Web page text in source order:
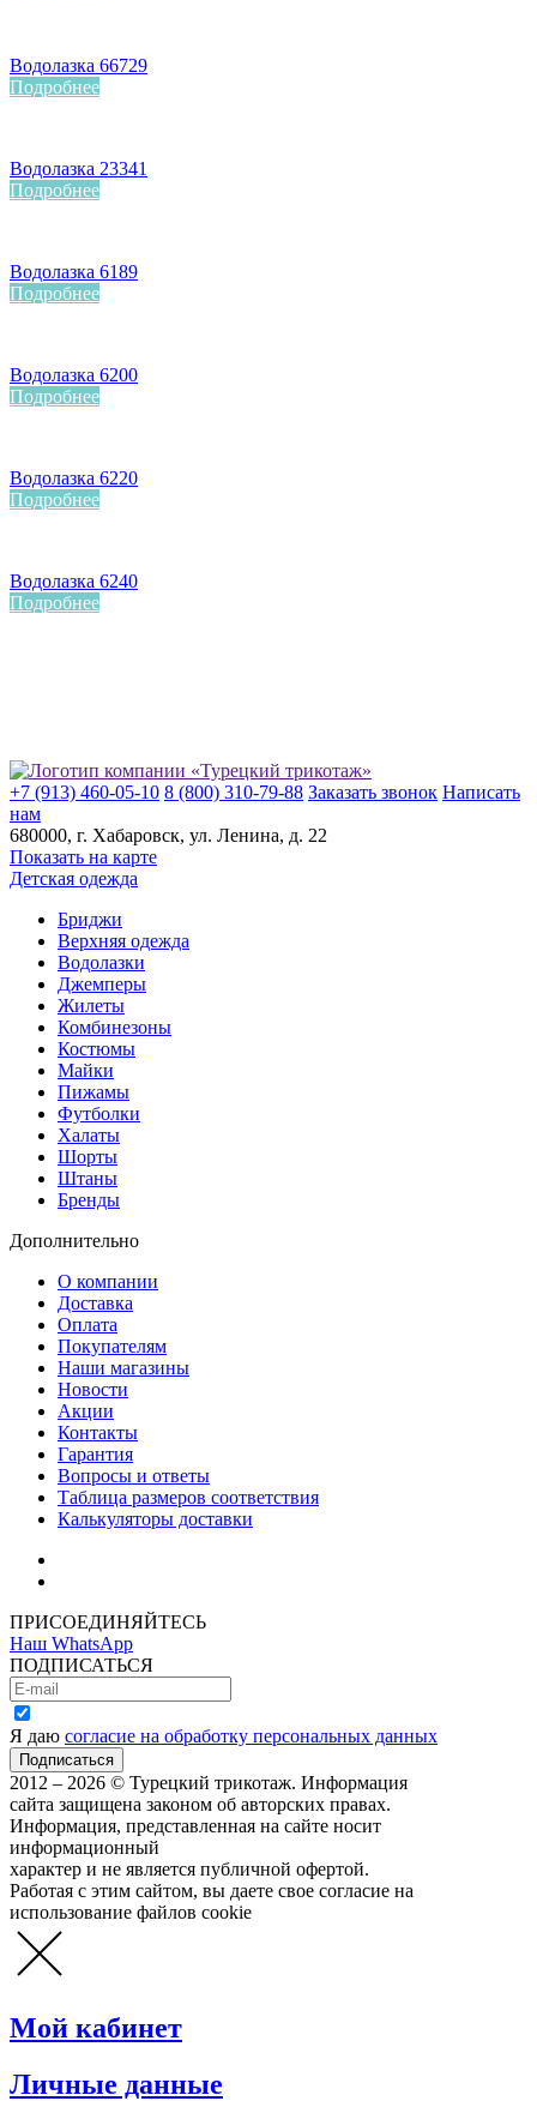
Водолазка 66729
Подробнее
Водолазка 23341
Подробнее
Водолазка 6189
Подробнее
Водолазка 6200
Подробнее
Водолазка 6220
Подробнее
Водолазка 6240
Подробнее
+7 (913) 460-05-10 8 (800) 310-79-88 Заказать звонок Написать
нам
680000, г. Хабаровск, ул. Ленина, д. 22
Показать на карте
Детская одежда
Бриджи
Верхняя одежда
Водолазки
Джемперы
Жилеты
Комбинезоны
Костюмы
Майки
Пижамы
Футболки
Халаты
Шорты
Штаны
Бренды
Дополнительно
О компании
Доставка
Оплата
Покупателям
Наши магазины
Новости
Акции
Контакты
Гарантия
Вопросы и ответы
Таблица размеров соответствия
Калькуляторы доставки
ПРИСОЕДИНЯЙТЕСЬ
Наш WhatsApp
ПОДПИСАТЬСЯ
Я даю согласие на обработку персональных данных
2012 – 2026 © Турецкий трикотаж. Информация
сайта защищена законом об авторских правах.
Информация, представленная на сайте носит
информационный
характер и не является публичной офертой.
Работая с этим сайтом, вы даете свое согласие на
использование файлов cookie
Мой кабинет
Личные данные